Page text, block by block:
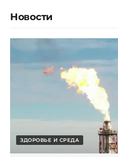
Новости
ЗДОРОВЬЕ И СРЕДА